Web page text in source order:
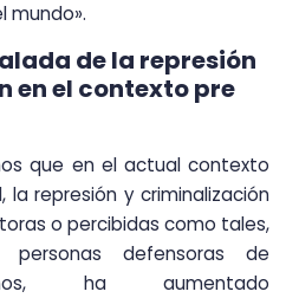
mundo».
de la represión
en el contexto pre
que en el actual contexto
represión y criminalización
o percibidas como tales,
defensoras de
ha aumentado